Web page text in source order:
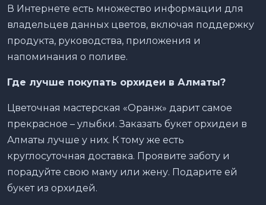
В Интернете есть множество информации для
владельцев данных цветов, включая поддержку
продукта, руководства, приложения и
напоминания о поливе.
Где лучше покупать орхидеи в Алматы?
Цветочная мастерская «Оранж» дарит самое
прекрасное – улыбки. Заказать букет орхидеи в
Алматы лучше у них. К тому же есть
круглосуточная доставка. Проявите заботу и
порадуйте свою маму или жену. Подарите ей
букет из орхидей.